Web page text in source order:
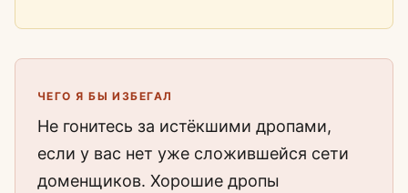
ЧЕГО Я БЫ ИЗБЕГАЛ
Не гонитесь за истёкшими дропами,
если у вас нет уже сложившейся сети
доменщиков. Хорошие дропы